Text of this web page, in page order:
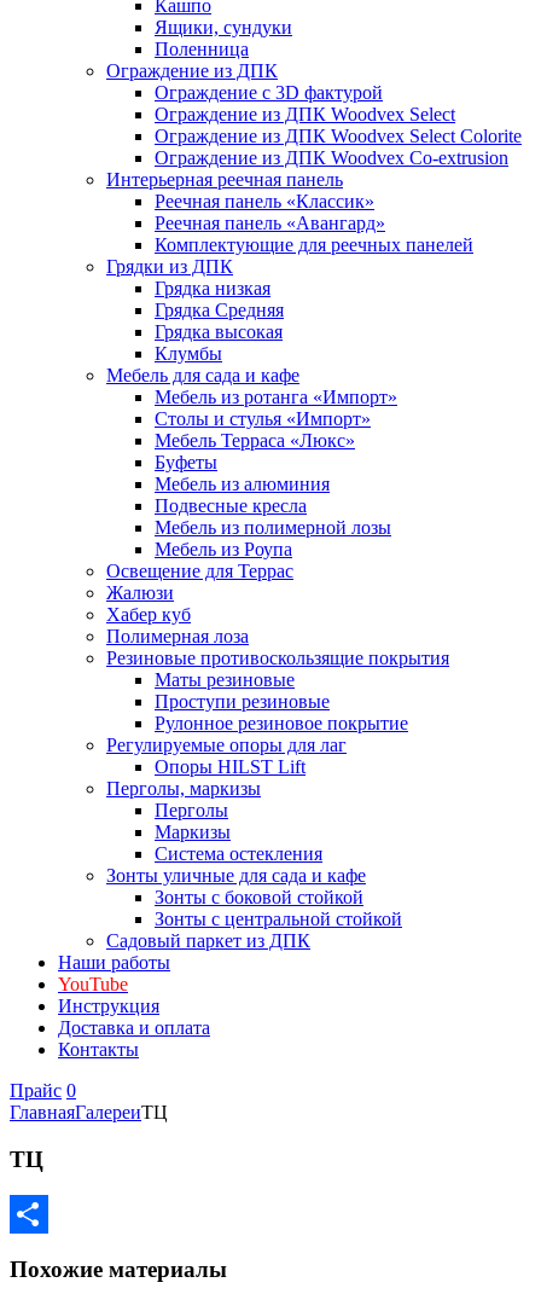
Кашпо
Ящики, сундуки
Поленница
Ограждение из ДПК
Ограждение с 3D фактурой
Ограждение из ДПК Woodvex Select
Ограждение из ДПК Woodvex Select Colorite
Ограждение из ДПК Woodvex Co-extrusion
Интерьерная реечная панель
Реечная панель «Классик»
Реечная панель «Авангард»
Комплектующие для реечных панелей
Грядки из ДПК
Грядка низкая
Грядка Средняя
Грядка высокая
Клумбы
Мебель для сада и кафе
Мебель из ротанга «Импорт»
Столы и стулья «Импорт»
Мебель Терраса «Люкс»
Буфеты
Мебель из алюминия
Подвесные кресла
Мебель из полимерной лозы
Мебель из Роупа
Освещение для Террас
Жалюзи
Хабер куб
Полимерная лоза
Резиновые противоскользящие покрытия
Маты резиновые
Проступи резиновые
Рулонное резиновое покрытие
Регулируемые опоры для лаг
Опоры HILST Lift
Перголы, маркизы
Перголы
Маркизы
Система остекления
Зонты уличные для сада и кафе
Зонты с боковой стойкой
Зонты с центральной стойкой
Садовый паркет из ДПК
Наши работы
YouTube
Инструкция
Доставка и оплата
Контакты
Прайс 0
ГлавнаяГалереиТЦ
ТЦ
Похожие материалы